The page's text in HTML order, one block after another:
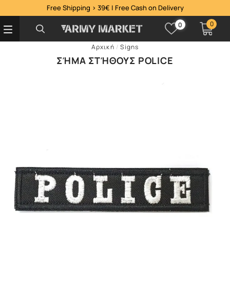
Free Shipping > 39€ | Free Cash on Delivery
0 0
Αρχική /Signs
ΣΉΜΑ ΣΤΉΘΟΥΣ POLICE